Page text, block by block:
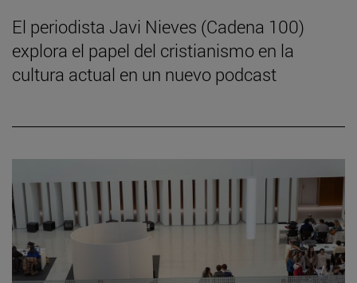
El periodista Javi Nieves (Cadena 100)
explora el papel del cristianismo en la
cultura actual en un nuevo podcast